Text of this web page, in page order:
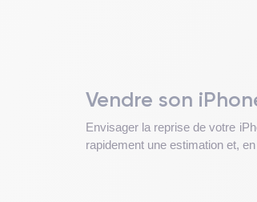
Vendre son
Envisager la reprise de votre
rapidement une estimation et,